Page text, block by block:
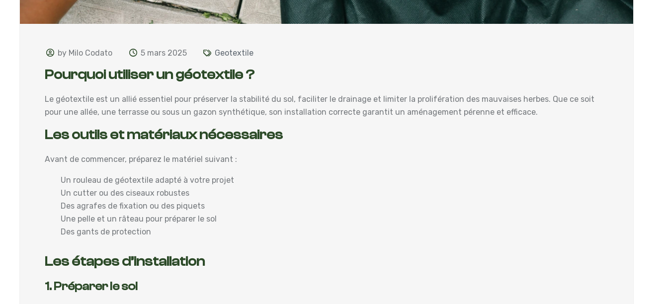
by Milo Codato 5 mars 2025 Geotextile
Pourquoi utiliser un géotextile ?
Le géotextile est un allié essentiel pour préserver la stabilité du sol, faciliter le drainage et limiter la prolifération des mauvaises herbes. Que ce soit
pour une allée, une terrasse ou sous un gazon synthétique, son installation correcte garantit un aménagement pérenne et efficace.
Les outils et matériaux nécessaires
Avant de commencer, préparez le matériel suivant :
Un rouleau de géotextile adapté à votre projet
Un cutter ou des ciseaux robustes
Des agrafes de fixation ou des piquets
Une pelle et un râteau pour préparer le sol
Des gants de protection
Les étapes d’installation
1. Préparer le sol